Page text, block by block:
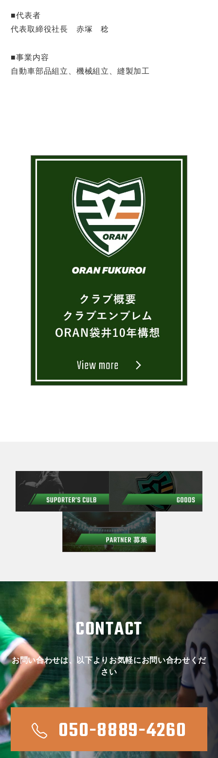
■代表者
代表取締役社長 赤塚 稔
■事業内容
自動車部品組立、機械組立、縫製加工
CONTACT
お問い合わせは、以下よりお気軽にお問い合わせくだ
さい
050-8889-4260